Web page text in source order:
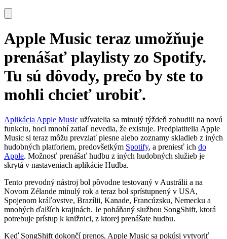
Apple Music teraz umožňuje
prenášať playlisty zo Spotify.
Tu sú dôvody, prečo by ste to
mohli chcieť urobiť.
Aplikácia Apple Music užívatelia sa minulý týždeň zobudili na novú
funkciu, hoci mnohí zatiaľ nevedia, že existuje. Predplatitelia Apple
Music si teraz môžu prevziať piesne alebo zoznamy skladieb z iných
hudobných platforiem, predovšetkým Spotify, a preniesť ich do
Apple. Možnosť prenášať hudbu z iných hudobných služieb je
skrytá v nastaveniach aplikácie Hudba.
Tento prevodný nástroj bol pôvodne testovaný v Austrálii a na
Novom Zélande minulý rok a teraz bol sprístupnený v USA,
Spojenom kráľovstve, Brazílii, Kanade, Francúzsku, Nemecku a
mnohých ďalších krajinách. Je poháňaný službou SongShift, ktorá
potrebuje prístup k knižnici, z ktorej prenášate hudbu.
Keď SongShift dokončí prenos, Apple Music sa pokúsi vytvoriť